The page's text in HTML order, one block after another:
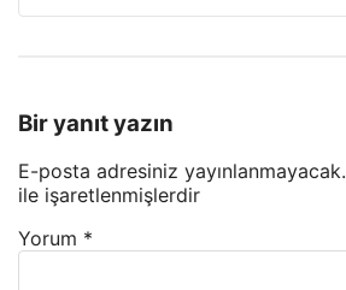
Bir yanıt yazın
E-posta adresiniz yayınlanmayacak.
ile işaretlenmişlerdir
Yorum *